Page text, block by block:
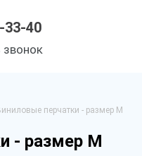
33-40
звонок
перчатки - размер M
- размер M